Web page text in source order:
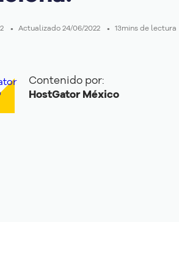
Actualizado 24/06/2022 13mins de lectura
Contenido por:
HostGator México
About